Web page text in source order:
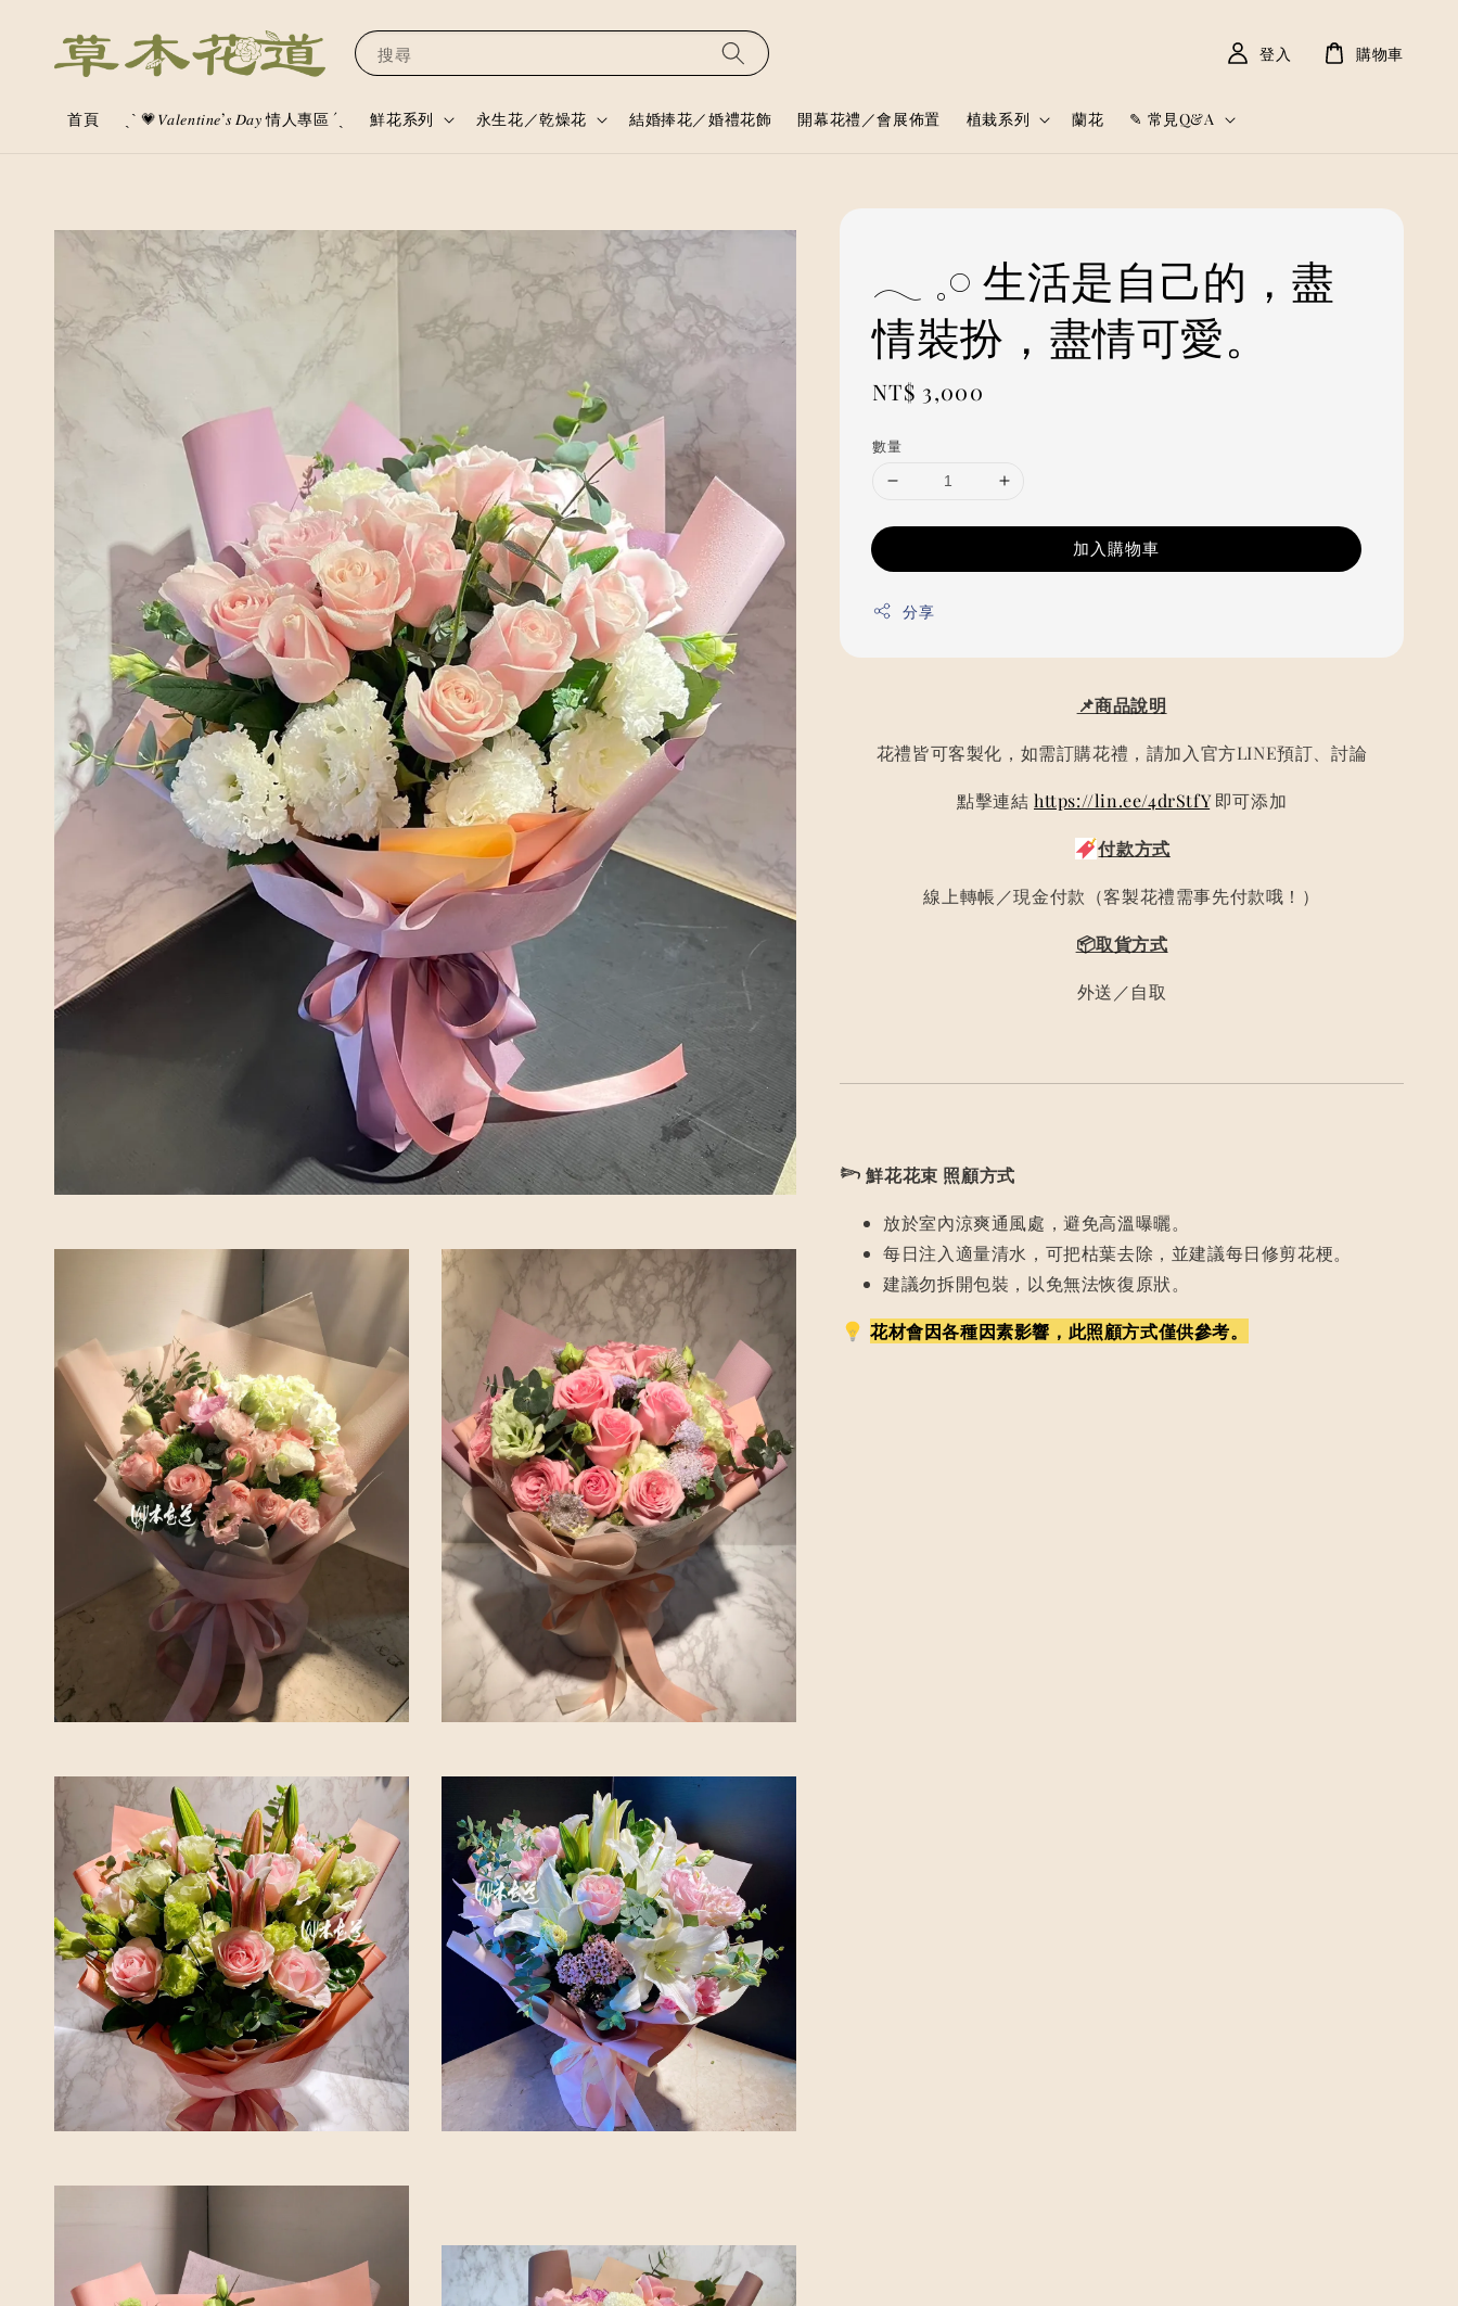
搜尋
首頁 ˏˋ 💗𝑉𝑎𝑙𝑒𝑛𝑡𝑖𝑛𝑒’𝑠 𝐷𝑎𝑦 情人專區 ´ˎ 鮮花系列 永生花／乾燥花 結婚捧花／婚禮花飾 開幕花禮／會展佈置 植栽系列 蘭花 ✎ 常見Q&A
登入 購物車
𓂃 𓈒𓏸 生活是自己的，盡
情裝扮，盡情可愛。
Regular
NT$ 3,000
數量
加入購物車
分享
📌商品說明
花禮皆可客製化，如需訂購花禮，請加入官方LINE預訂、討論
點擊連結 https://lin.ee/4drStfY即可添加
付款方式
線上轉帳／現金付款（客製花禮需事先付款哦！）
📦取貨方式
外送／自取
𓆸 鮮花花束 照顧方式
放於室內涼爽通風處，避免高溫曝曬。
每日注入適量清水，可把枯葉去除，並建議每日修剪花梗。
建議勿拆開包裝，以免無法恢復原狀。
花材會因各種因素影響，此照顧方式僅供參考。